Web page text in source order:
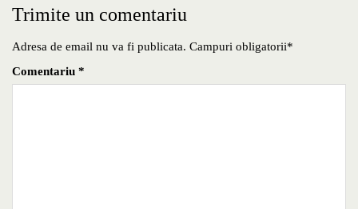
Trimite un comentariu
Adresa de email nu va fi publicata. Campuri obligatorii*
Comentariu *